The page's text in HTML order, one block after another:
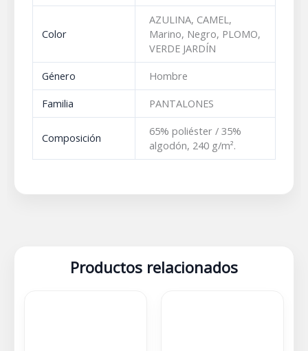
Color
AZULINA, CAMEL,
Marino, Negro, PLOMO,
VERDE JARDÍN
Género
Hombre
Familia
PANTALONES
Composición
65% poliéster / 35%
algodón, 240 g/m².
Productos relacionados